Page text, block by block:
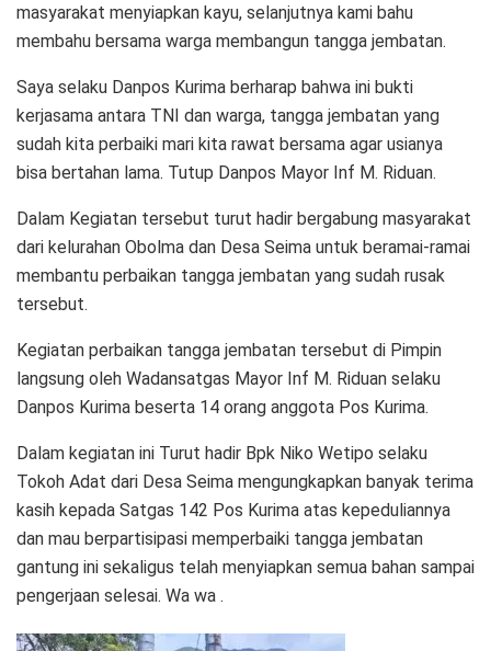
masyarakat menyiapkan kayu, selanjutnya kami bahu
membahu bersama warga membangun tangga jembatan.
Saya selaku Danpos Kurima berharap bahwa ini bukti
kerjasama antara TNI dan warga, tangga jembatan yang
sudah kita perbaiki mari kita rawat bersama agar usianya
bisa bertahan lama. Tutup Danpos Mayor Inf M. Riduan.
Dalam Kegiatan tersebut turut hadir bergabung masyarakat
dari kelurahan Obolma dan Desa Seima untuk beramai-ramai
membantu perbaikan tangga jembatan yang sudah rusak
tersebut.
Kegiatan perbaikan tangga jembatan tersebut di Pimpin
langsung oleh Wadansatgas Mayor Inf M. Riduan selaku
Danpos Kurima beserta 14 orang anggota Pos Kurima.
Dalam kegiatan ini Turut hadir Bpk Niko Wetipo selaku
Tokoh Adat dari Desa Seima mengungkapkan banyak terima
kasih kepada Satgas 142 Pos Kurima atas kepeduliannya
dan mau berpartisipasi memperbaiki tangga jembatan
gantung ini sekaligus telah menyiapkan semua bahan sampai
pengerjaan selesai. Wa wa .